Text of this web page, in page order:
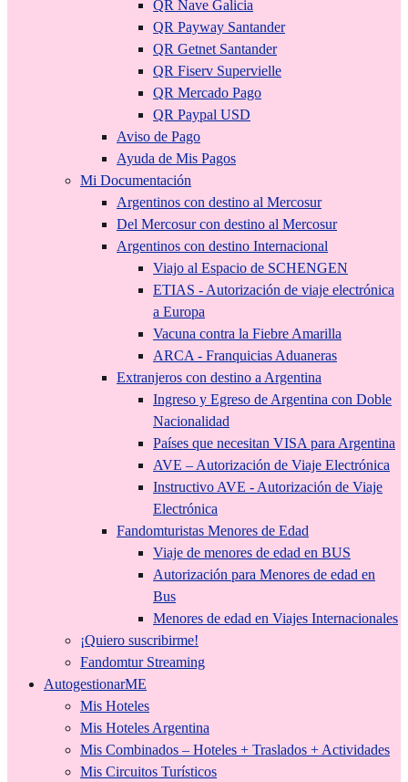
QR Nave Galicia
QR Payway Santander
QR Getnet Santander
QR Fiserv Supervielle
QR Mercado Pago
QR Paypal USD
Aviso de Pago
Ayuda de Mis Pagos
Mi Documentación
Argentinos con destino al Mercosur
Del Mercosur con destino al Mercosur
Argentinos con destino Internacional
Viajo al Espacio de SCHENGEN
ETIAS - Autorización de viaje electrónica
a Europa
Vacuna contra la Fiebre Amarilla
ARCA - Franquicias Aduaneras
Extranjeros con destino a Argentina
Ingreso y Egreso de Argentina con Doble
Nacionalidad
Países que necesitan VISA para Argentina
AVE – Autorización de Viaje Electrónica
Instructivo AVE - Autorización de Viaje
Electrónica
Fandomturistas Menores de Edad
Viaje de menores de edad en BUS
Autorización para Menores de edad en
Bus
Menores de edad en Viajes Internacionales
¡Quiero suscribirme!
Fandomtur Streaming
AutogestionarME
Mis Hoteles
Mis Hoteles Argentina
Mis Combinados – Hoteles + Traslados + Actividades
Mis Circuitos Turísticos